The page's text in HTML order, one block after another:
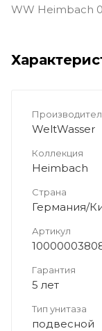
WW Heimbach
WeltWasser
Коллекция
Heimbach
Страна
Германия/
Артикул
Гарантия
5 лет
Тип унитаза
подвесной